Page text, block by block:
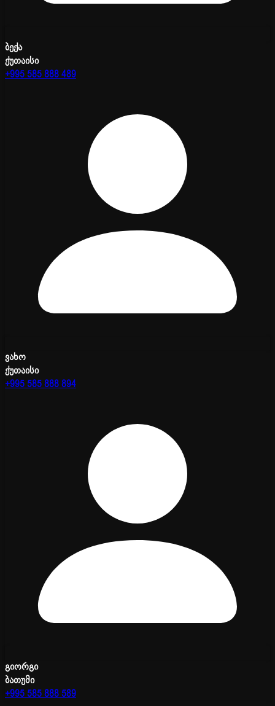
ბექა
ქუთაისი
+995 585 888 489
ვახო
ქუთაისი
+995 585 888 894
გიორგი
ბათუმი
+995 585 888 589